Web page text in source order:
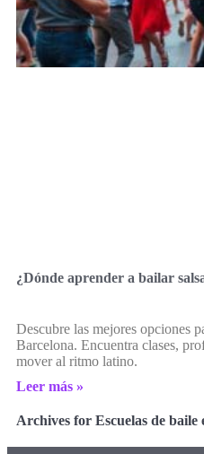
¿Dónde aprender a bailar
Descubre las mejores opciones
Barcelona. Encuentra clases,
mover al ritmo latino.
Leer más »
Archives for Escuelas de baile